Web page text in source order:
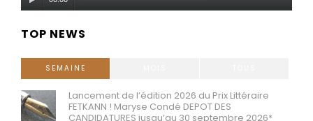
TOP NEWS
SEMAINE
Lancement de l’édition 2026 du Prix Littéraire
FETKANN ! Maryse Condé DEPOT DES
CANDIDATURES jusqu’au 30 septembre 2026*